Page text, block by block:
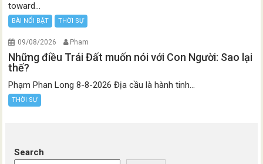
toward...
BÀI NỔI BẬT THỜI SỰ
09/08/2026 Pham
Những điều Trái Đất muốn nói với Con Người: Sao lại
thế?
Phạm Phan Long 8-8-2026 Địa cầu là hành tinh...
THỜI SỰ
Search